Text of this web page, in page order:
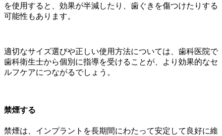
を使用すると、効果が半減したり、歯ぐきを傷つけたりする
可能性もあります。
適切なサイズ選びや正しい使用方法については、歯科医院で
歯科衛生士から個別に指導を受けることが、より効果的なセ
ルフケアにつながるでしょう。
禁煙する
禁煙は、インプラントを長期間にわたって安定して良好に維